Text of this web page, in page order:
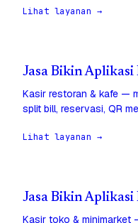
Lihat layanan →
Jasa Bikin
Kasir restoran & kafe —
split bill, reservasi, QR
Lihat layanan →
Jasa Bikin
Kasir toko & minimarket